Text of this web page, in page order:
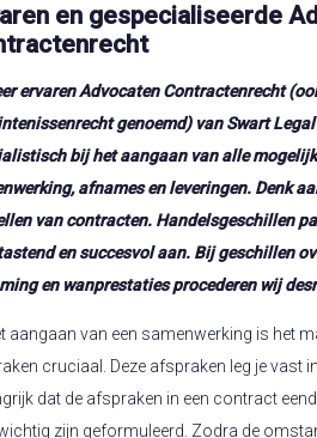
en gespecialiseerde
ervaren Advocaten Contractenrecht
genoemd) van Swart
bij het aangaan van alle
afnames en leveringen. Denk
van contracten. Handelsgeschillen
en succesvol aan. Bij geschillen
en wanprestaties procederen wij
aangaan van een samenwerking is het
cruciaal. Deze afspraken leg je vast
dat de afspraken in een contract
zijn geformuleerd. Zodra de